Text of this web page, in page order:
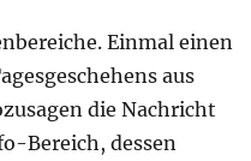
Einmal einen
aus
die Nachricht
Bereich, dessen